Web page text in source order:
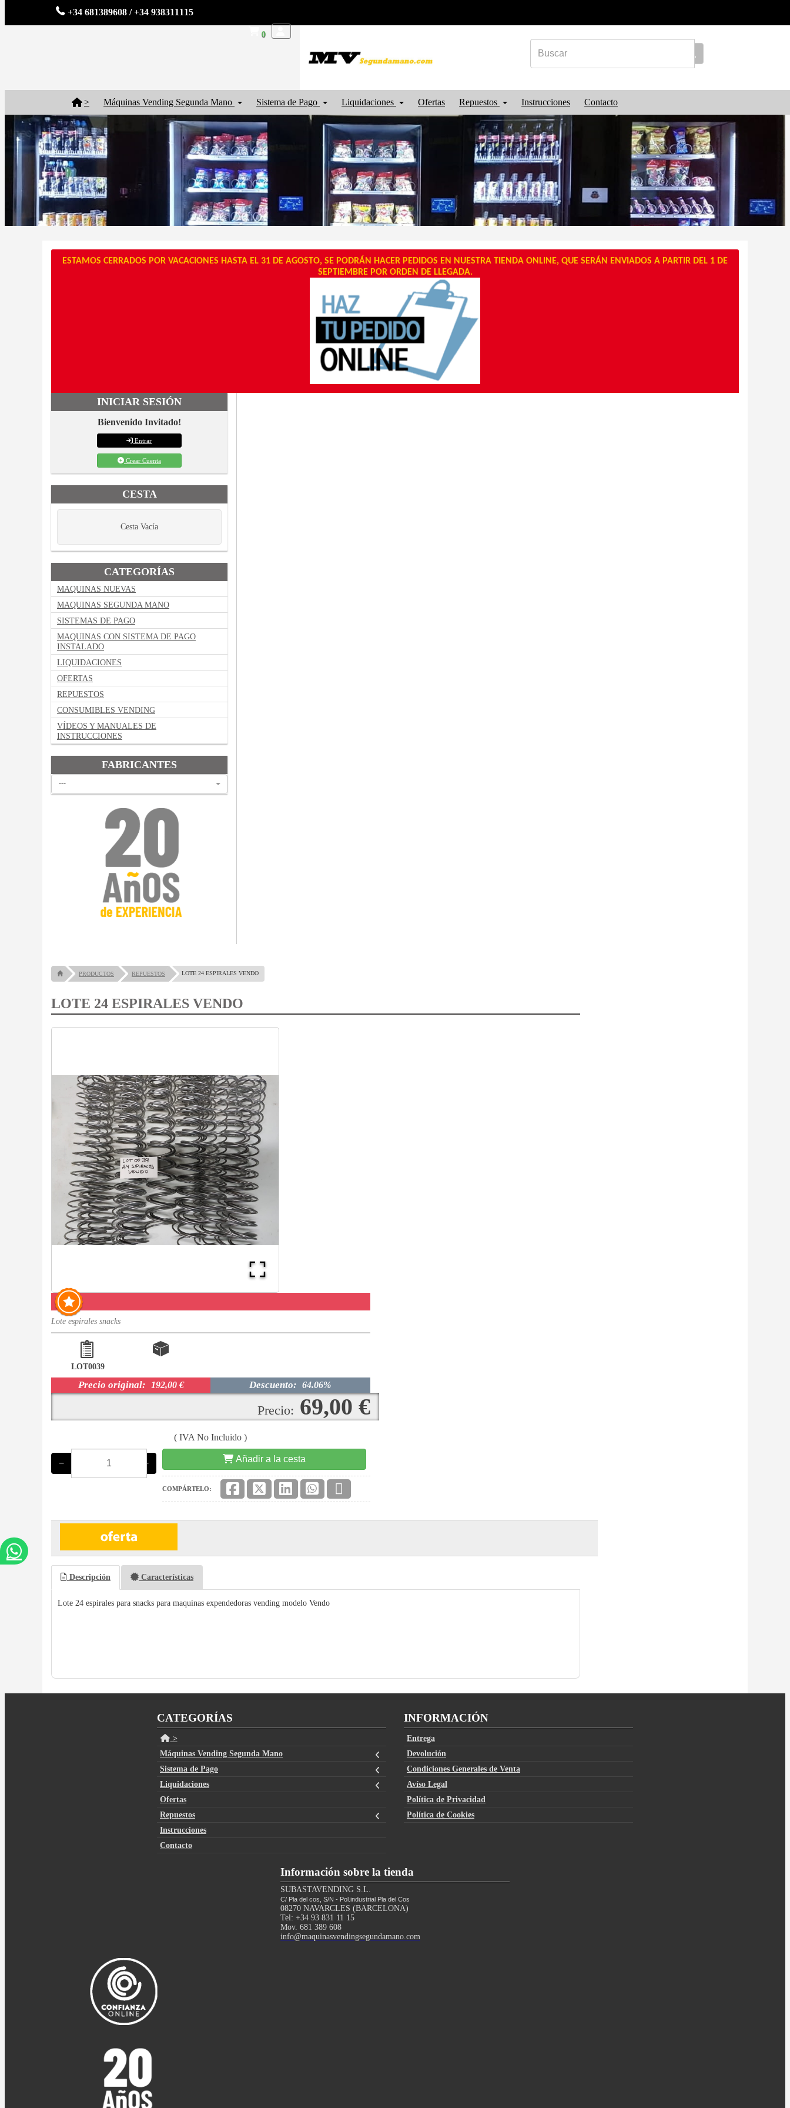
+34 681389608 / +34 938311115
0
> Máquinas Vending Segunda Mano Sistema de Pago Liquidaciones Ofertas Repuestos Instrucciones Contacto
ESTAMOS CERRADOS POR VACACIONES HASTA EL 31 DE AGOSTO, SE PODRÁN HACER PEDIDOS EN NUESTRA TIENDA ONLINE, QUE SERÁN ENVIADOS A PARTIR DEL 1 DE
SEPTIEMBRE POR ORDEN DE LLEGADA.
INICIAR SESIÓN
Bienvenido Invitado!
Entrar
Crear Cuenta
CESTA
Cesta Vacía
CATEGORÍAS
MAQUINAS NUEVAS
MAQUINAS SEGUNDA MANO
SISTEMAS DE PAGO
MAQUINAS CON SISTEMA DE PAGO
INSTALADO
LIQUIDACIONES
OFERTAS
REPUESTOS
CONSUMIBLES VENDING
VÍDEOS Y MANUALES DE
INSTRUCCIONES
FABRICANTES
---
PRODUCTOS REPUESTOS LOTE 24 ESPIRALES VENDO
LOTE 24 ESPIRALES VENDO
Lote espirales snacks
LOT0039
Precio original: 192,00 € Descuento: 64.06%
Precio: 69,00 €
( IVA No Incluido )
− + Añadir a la cesta
COMPÁRTELO:
Descripción Características
Lote 24 espirales para snacks para maquinas expendedoras vending modelo Vendo
CATEGORÍAS
>
Máquinas Vending Segunda Mano
Sistema de Pago
Liquidaciones
Ofertas
Repuestos
Instrucciones
Contacto
INFORMACIÓN
Entrega
Devolución
Condiciones Generales de Venta
Avíso Legal
Política de Privacidad
Política de Cookies
Información sobre la tienda
SUBASTAVENDING S.L.
C/ Pla del cos, S/N - Pol.industrial Pla del Cos
08270 NAVARCLES (BARCELONA)
Tel: +34 93 831 11 15
Mov. 681 389 608
info@maquinasvendingsegundamano.com